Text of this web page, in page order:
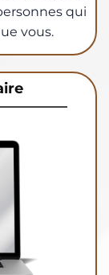
qui
vous.